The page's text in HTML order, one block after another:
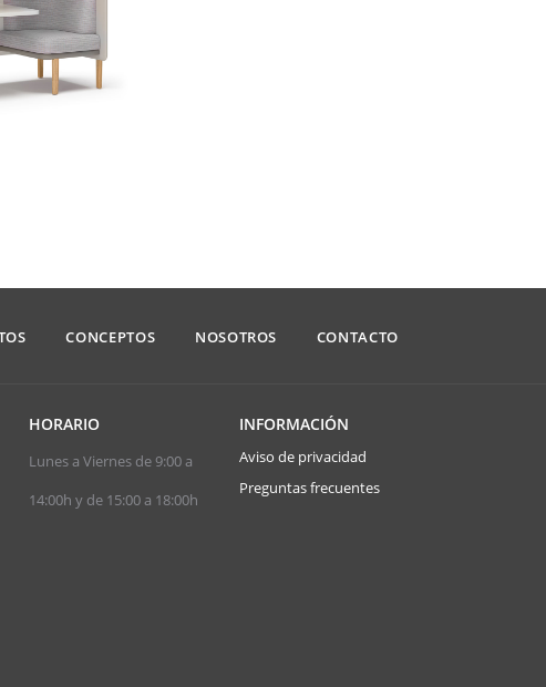
CONCEPTOS NOSOTROS CONTACTO
HORARIO
Lunes a Viernes de 9:00 a
14:00h y de 15:00 a 18:00h
INFORMACIÓN
Aviso de privacidad
Preguntas frecuentes